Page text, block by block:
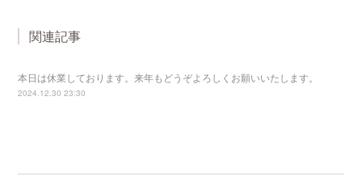
関連記事
本日は休業しております。来年もどうぞよろしくお願いいたします。
2024.12.30 23:30